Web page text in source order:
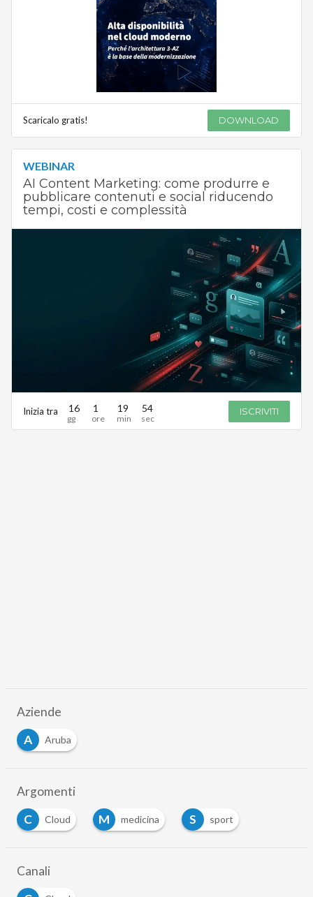
Scaricalo gratis! DOWNLOAD
WEBINAR
AI Content Marketing: come produrre e
pubblicare contenuti e social riducendo
tempi, costi e complessità
Inizia tra 16 1 19 54 ISCRIVITI
Aziende
A
Aruba
Argomenti
C
Cloud M medicina S sport
Canali